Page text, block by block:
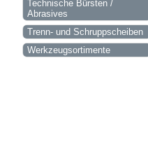
Technische Bürsten /
Abrasives
Trenn- und Schruppscheiben
Werkzeugsortimente